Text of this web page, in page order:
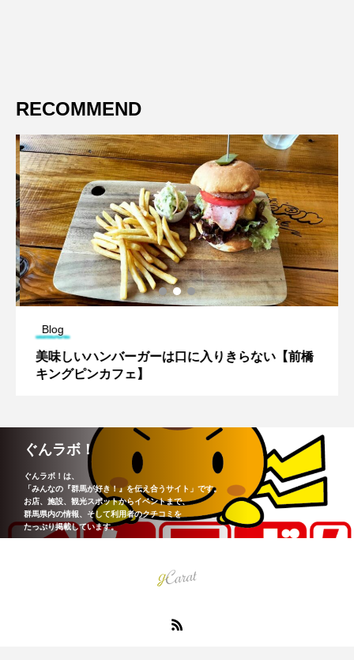
RECOMMEND
Blog
美味しいハンバーガーは口に入りきらない【前橋
キングピンカフェ】
ぐんラボ！
ぐんラボ！は、
「みんなの『群馬が好き！』を伝え合うサイト」です。
お店、施設、観光スポットからイベントまで、
群馬県内の情報、そして利用者のクチコミを
たっぷり掲載しています。